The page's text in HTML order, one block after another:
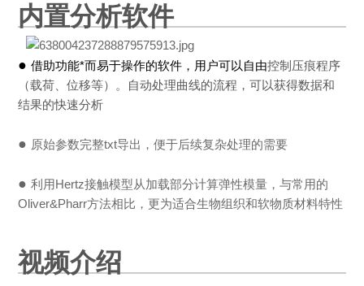
内置分析软件
●借助功能*而易于操作的软件，用户可以自由控制压痕程序
（载荷、位移等）。自动处理曲线的流程，可以获得数据和
结果的快速分析
● 原始参数完整txt导出，便于后续复杂处理的需要
●利用Hertz接触模型从加载部分计算弹性模量，与常用的
Oliver&Pharr方法相比，更为适合生物组织和软物质材料特性
视频介绍